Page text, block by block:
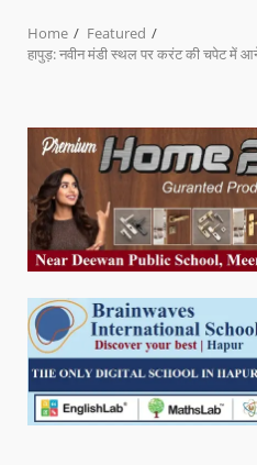
Home
Featured
हापुड़: नवीन मंडी स्थल पर करंट की चपेट में